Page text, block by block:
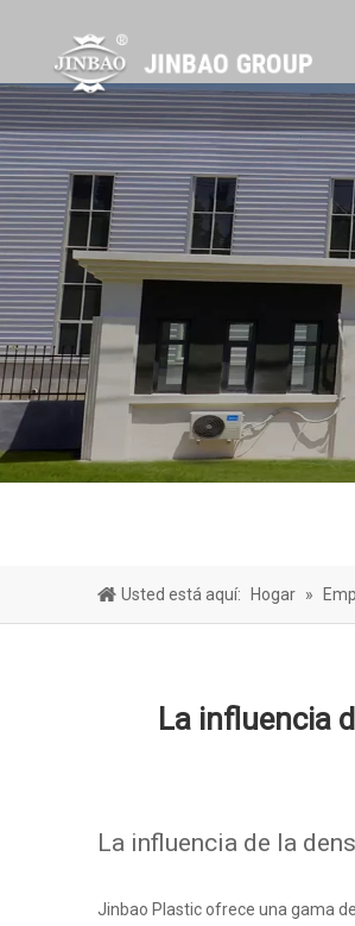
Usted está aquí: Hogar »
La influencia
La influencia de la
Jinbao Plastic ofrece una gama